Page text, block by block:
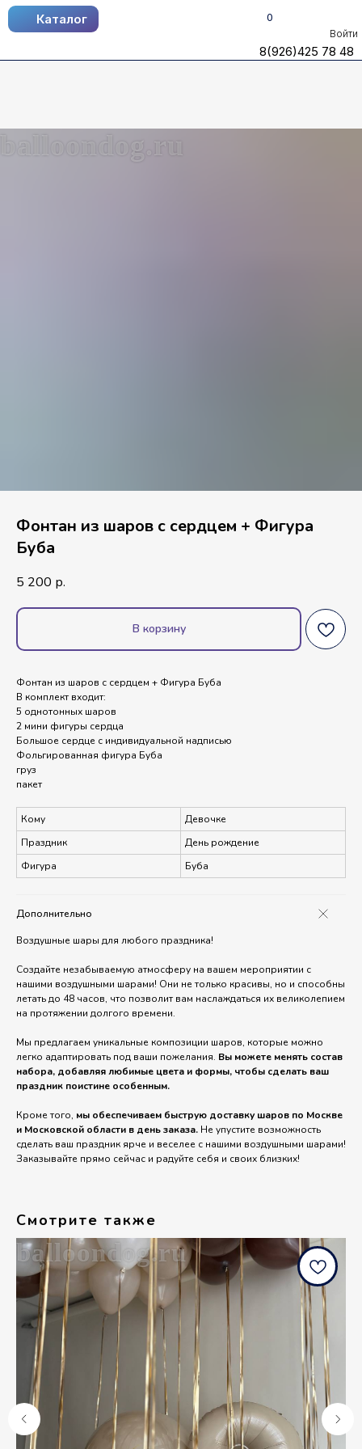
Каталог
Войти
0
8(926)425 78 48
Каталог
8(926)425 78 48
balloondog.ru
Фонтан из шаров с сердцем + Фигура
Буба
5 200 р.
В корзину
Фонтан из шаров с сердцем + Фигура Буба
В комплект входит:
5 однотонных шаров
2 мини фигуры сердца
Большое сердце с индивидуальной надписью
Фольгированная фигура Буба
груз
пакет
Кому
Девочке
Праздник
День рождение
Фигура
Буба
Дополнительно
Воздушные шары для любого праздника!
Создайте незабываемую атмосферу на вашем мероприятии с
нашими воздушными шарами! Они не только красивы, но и способны
летать до 48 часов, что позволит вам наслаждаться их великолепием
на протяжении долгого времени.
Мы предлагаем уникальные композиции шаров, которые можно
легко адаптировать под ваши пожелания. Вы можете менять состав
набора, добавляя любимые цвета и формы, чтобы сделать ваш
праздник поистине особенным.
Кроме того, мы обеспечиваем быструю доставку шаров по Москве
и Московской области в день заказа. Не упустите возможность
сделать ваш праздник ярче и веселее с нашими воздушными шарами!
Заказывайте прямо сейчас и радуйте себя и своих близких!
Смотрите также
balloondog.ru